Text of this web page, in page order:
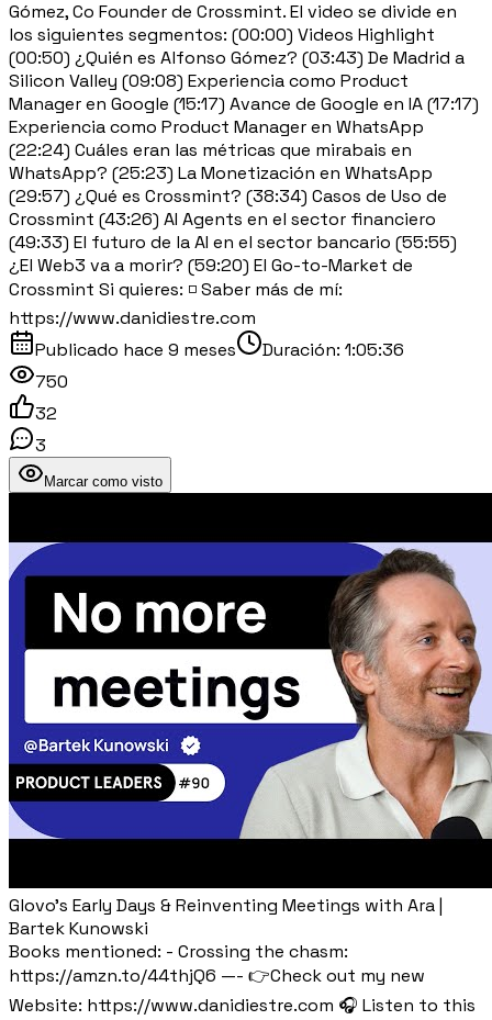
Gómez, Co Founder de Crossmint. El video se divide en
los siguientes segmentos: (00:00) Videos Highlight
(00:50) ¿Quién es Alfonso Gómez? (03:43) De Madrid a
Silicon Valley (09:08) Experiencia como Product
Manager en Google (15:17) Avance de Google en IA (17:17)
Experiencia como Product Manager en WhatsApp
(22:24) Cuáles eran las métricas que mirabais en
WhatsApp? (25:23) La Monetización en WhatsApp
(29:57) ¿Qué es Crossmint? (38:34) Casos de Uso de
Crossmint (43:26) AI Agents en el sector financiero
(49:33) El futuro de la AI en el sector bancario (55:55)
¿El Web3 va a morir? (59:20) El Go-to-Market de
Crossmint Si quieres: ◽️ Saber más de mí:
https://www.danidiestre.com
Publicado hace 9 meses Duración: 1:05:36
750
32
3
Marcar como visto
Glovo's Early Days & Reinventing Meetings with Ara |
Bartek Kunowski
Books mentioned: - Crossing the chasm:
https://amzn.to/44thjQ6 —- 👉Check out my new
Website: https://www.danidiestre.com 🎧 Listen to this